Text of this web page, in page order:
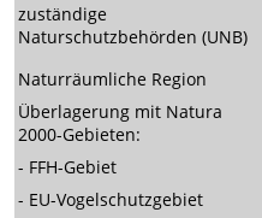
zuständige
Naturschutzbehörden (UNB)
Naturräumliche Region
Überlagerung mit Natura
2000-Gebieten:
- FFH-Gebiet
- EU-Vogelschutzgebiet